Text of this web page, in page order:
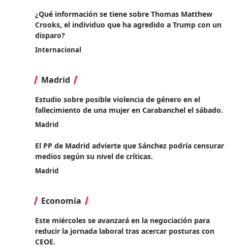
¿Qué información se tiene sobre Thomas Matthew
Crooks, el individuo que ha agredido a Trump con un
disparo?
Internacional
Madrid
Estudio sobre posible violencia de género en el
fallecimiento de una mujer en Carabanchel el sábado.
Madrid
El PP de Madrid advierte que Sánchez podría censurar
medios según su nivel de críticas.
Madrid
Economía
Este miércoles se avanzará en la negociación para
reducir la jornada laboral tras acercar posturas con
CEOE.